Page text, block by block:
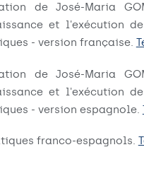
de José-Maria
et l'exécution
- version française.
de José-Maria
et l'exécution
- version espagnole.
franco-espagnols.